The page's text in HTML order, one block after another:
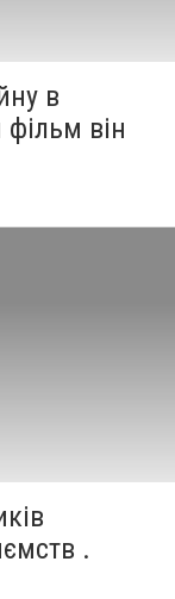
в
він
.